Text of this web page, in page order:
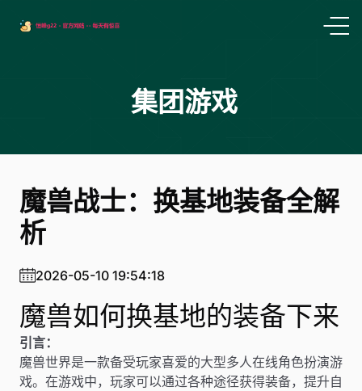
集团游戏
魔兽战士：换基地装备全解
析
2026-05-10 19:54:18
魔兽如何换基地的装备下来
引言：
魔兽世界是一款备受玩家喜爱的大型多人在线角色扮演游
戏。在游戏中，玩家可以通过各种途径获得装备，提升自